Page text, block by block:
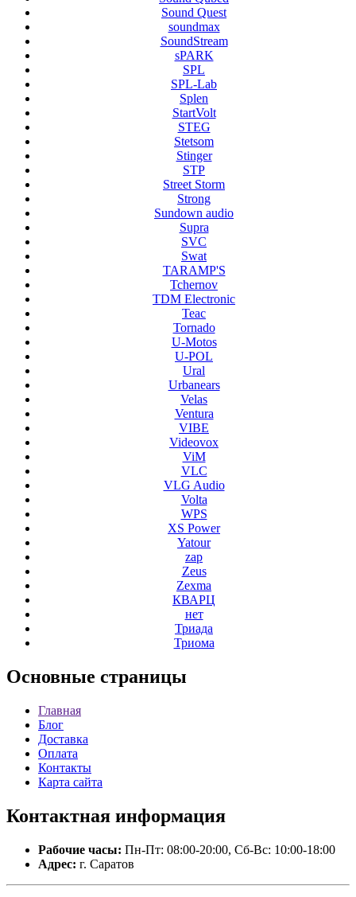
Sound Quest
soundmax
SoundStream
sPARK
SPL
SPL-Lab
Splen
StartVolt
STEG
Stetsom
Stinger
STP
Street Storm
Strong
Sundown audio
Supra
SVC
Swat
TARAMP'S
Tchernov
TDM Electronic
Teac
Tornado
U-Motos
U-POL
Ural
Urbanears
Velas
Ventura
VIBE
Videovox
ViM
VLC
VLG Audio
Volta
WPS
XS Power
Yatour
zap
Zeus
Zexma
КВАРЦ
нет
Триада
Триома
Основные страницы
Главная
Блог
Доставка
Оплата
Контакты
Карта сайта
Контактная информация
Рабочие часы: Пн-Пт: 08:00-20:00, Сб-Вс: 10:00-18:00
Адрес: г. Саратов